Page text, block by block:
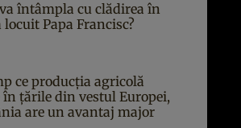
va întâmpla cu clădirea în
locuit Papa Francisc?
ce producția agricolă
în țările din vestul Europei,
are un avantaj major